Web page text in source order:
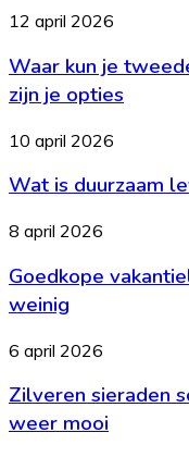
en
welke
leeftijd
het?
Waar
je
tweedehands
kleding
Dit
zijn
je
12 april 2026
Waar kun je
zijn je opties
Wat
duurzaam
en
hoe
begin
je
ermee?
10 april 2026
Wat is duurzaam
Goedkope
hier
geniet
je
voor
weinig
8 april 2026
Goedkope
weinig
Zilveren
schoonmaken:
krijg
6 april 2026
Zilveren sieraden
weer mooi